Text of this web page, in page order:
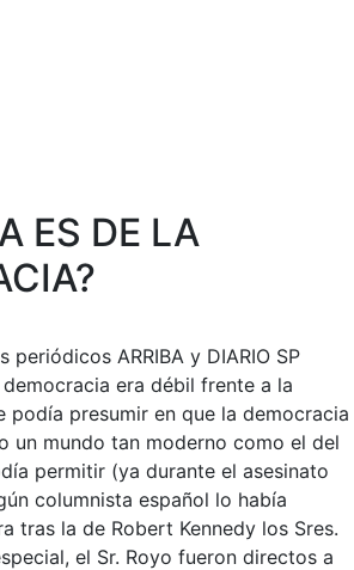
ES DE LA
periódicos ARRIBA y DIARIO SP
era débil frente a la
podía presumir en que la democracia
un mundo tan moderno como el del
permitir (ya durante el asesinato
columnista español lo había
tras la de Robert Kennedy los Sres.
el Sr. Royo fueron directos a